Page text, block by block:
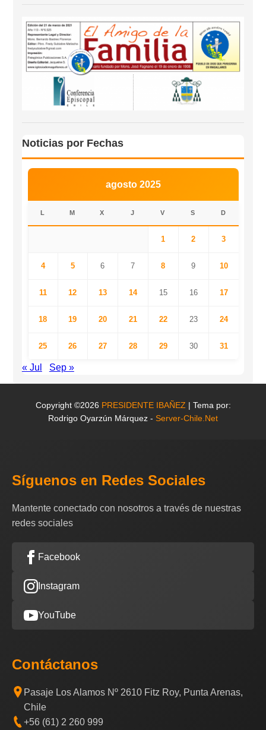
Noticias por Fechas
agosto 2025
L M X J V S D
1 2 3
4 5 6 7 8 9 10
11 12 13 14 15 16 17
18 19 20 21 22 23 24
25 26 27 28 29 30 31
« Jul Sep »
Copyright ©2026 PRESIDENTE IBAÑEZ | Tema por:
Rodrigo Oyarzún Márquez - Server-Chile.Net
Síguenos en Redes Sociales
Mantente conectado con nosotros a través de nuestras
redes sociales
Facebook
Instagram
YouTube
Contáctanos
Pasaje Los Alamos Nº 2610 Fitz Roy, Punta Arenas,
Chile
+56 (61) 2 260 999